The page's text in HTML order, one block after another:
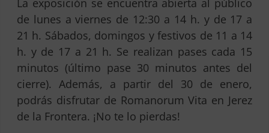
La exposición se encuentra abierta al público
de lunes a viernes de 12:30 a 14 h. y de 17 a
21 h. Sábados, domingos y festivos de 11 a 14
h. y de 17 a 21 h. Se realizan pases cada 15
minutos (último pase 30 minutos antes del
cierre). Además, a partir del 30 de enero,
podrás disfrutar de Romanorum Vita en Jerez
de la Frontera. ¡No te lo pierdas!